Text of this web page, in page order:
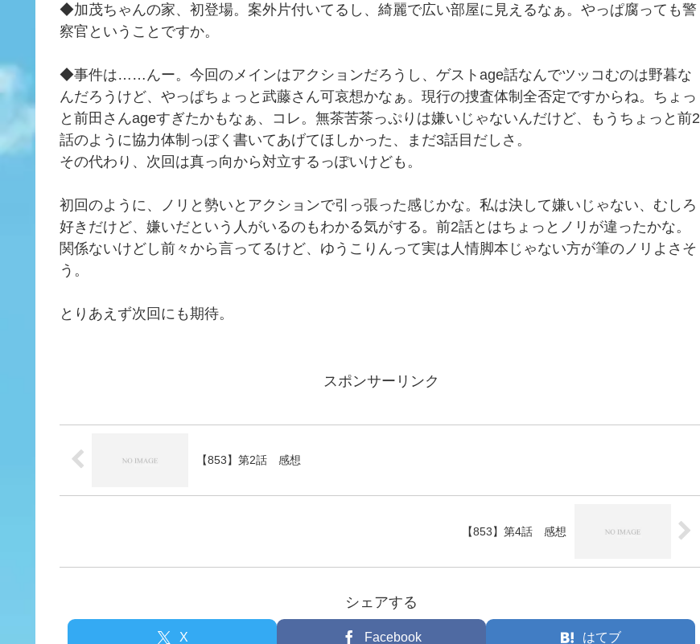
◆加茂ちゃんの家、初登場。案外片付いてるし、綺麗で広い部屋に見えるなぁ。やっぱ腐っても警
察官ということですか。
◆事件は……んー。今回のメインはアクションだろうし、ゲストage話なんでツッコむのは野暮な
んだろうけど、やっぱちょっと武藤さん可哀想かなぁ。現行の捜査体制全否定ですからね。ちょっ
と前田さんageすぎたかもなぁ、コレ。無茶苦茶っぷりは嫌いじゃないんだけど、もうちょっと前2
話のように協力体制っぽく書いてあげてほしかった、まだ3話目だしさ。
その代わり、次回は真っ向から対立するっぽいけども。
初回のように、ノリと勢いとアクションで引っ張った感じかな。私は決して嫌いじゃない、むしろ
好きだけど、嫌いだという人がいるのもわかる気がする。前2話とはちょっとノリが違ったかな。
関係ないけどし前々から言ってるけど、ゆうこりんって実は人情脚本じゃない方が筆のノリよさそ
う。
とりあえず次回にも期待。
スポンサーリンク
【853】第2話 感想
【853】第4話 感想
シェアする
X Facebook はてブ